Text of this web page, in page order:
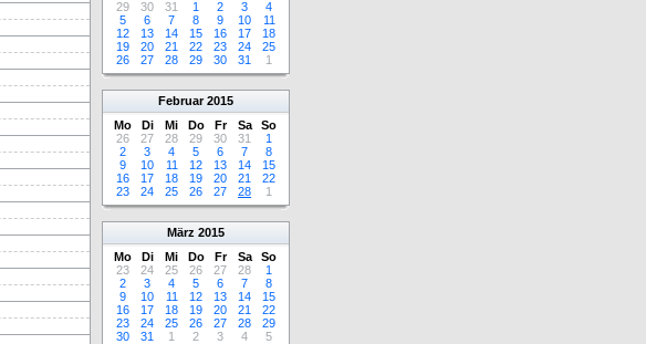
29
30 31 1 2 3
4
5
6 7 8 9 10
11
12
13 14 15 16 17
18
19
20 21 22 23 24
25
26
27 28 29 30 31 1
Februar 2015
Mo
Di Mi Do Fr Sa
So
26
27 28 29 30 31
1
2
3 4 5 6 7
8
9
10 11 12 13 14
15
16
17 18 19 20 21
22
23
24 25 26 27 28 1
März 2015
Mo
Di Mi Do Fr Sa
So
23
24 25 26 27 28
1
2
3 4 5 6 7
8
9
10 11 12 13 14
15
16
17 18 19 20 21
22
23
24 25 26 27 28
29
30
31 1 2 3 4 5